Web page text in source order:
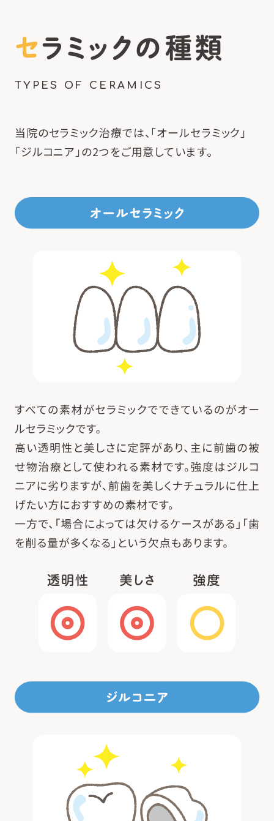
セラミックの種類
TYPES OF CERAMICS
当院のセラミック治療では、「オールセラミック」
「ジルコニア」の2つをご用意しています。